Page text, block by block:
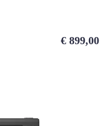
€ 899,00